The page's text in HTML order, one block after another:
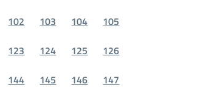
102 103 104
105
123 124 125
126
144 145 146
147